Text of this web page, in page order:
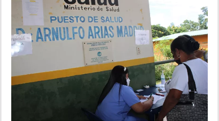
MUNDO
INSÓLITAS
MULTIMEDIA